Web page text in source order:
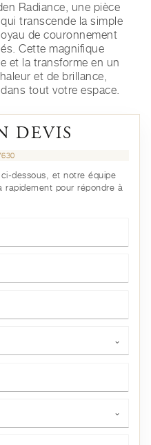
Radiance, une pièce
transcende la simple
de couronnement
Cette magnifique
et la transforme en un
et de brillance,
tout votre espace.
DEVIS
dessous, et notre équipe
pour répondre à
⌄
⌄